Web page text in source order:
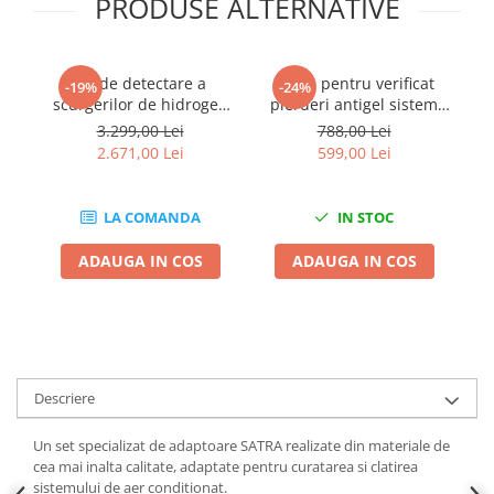
Chei de Forta
Ciocane Dalti si Dornuri
Gresoare
Reparat Filete
Aspiratoare industriale
Pistoale aer cald
Pistoale de lipit
Polizoare unghiulare
-19%
Kit de detectare a
scurgerilor de hidrogen
pentru sistemele de aer
conditionat
3.299,00 Lei
2.671,00 Lei
LA COMANDA
ADAUGA IN COS
-24%
Trusa pentru verificat
pierderi antigel sistem
racire 28 piese
788,00 Lei
599,00 Lei
IN STOC
ADAUGA IN COS
Descriere
Un set specializat de adaptoare SATRA realizate din materiale de
cea mai inalta calitate, adaptate pentru curatarea si clatirea
sistemului de aer conditionat.